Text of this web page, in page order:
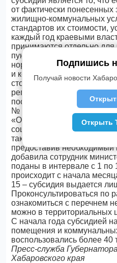
от фактически понесенных
жилищно-коммунальных
стандартов их стоимости,
каждый год краевыми
принимаются отдельно для
пункта и складываются из
нормативов для расчета
и коммунальные
услуги ,
стоимость. В настоящее
региональные стандарты,
постановлением
№ 161-пр.
«Оформить субсидию
соцподдержки населения
также через
предоставив необходимый
добавила сотрудник
поданы в интервале с 1 по
происходит с начала
15 – субсидия выдается
Проконсультироваться по
ознакомиться с перечнем
можно в территориальных
С начала года субсидией
помещения и
воспользовались более 40
Пресс-служба
Хабаровского края
Подпишись
Получай новости
Открыть